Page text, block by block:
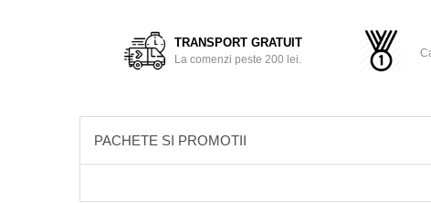
TRANSPORT GRATUIT
La comenzi peste 200 lei.
PACHETE SI PROMOTII